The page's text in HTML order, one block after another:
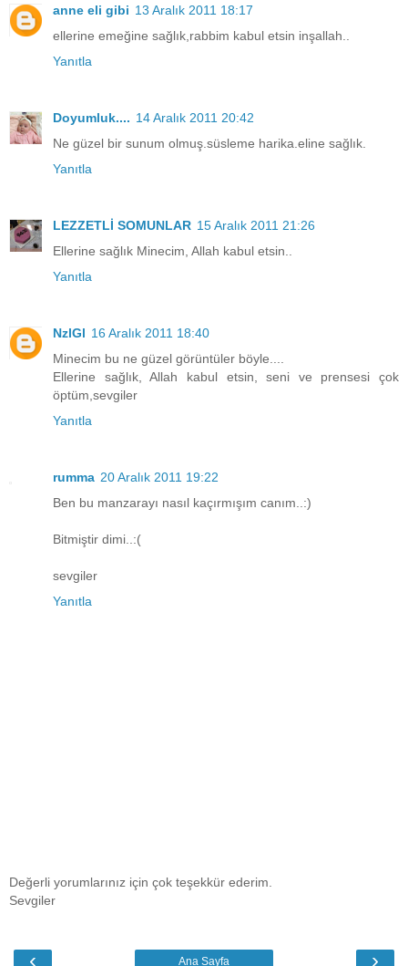
anne eli gibi 13 Aralık 2011 18:17
ellerine emeğine sağlık,rabbim kabul etsin inşallah..
Yanıtla
Doyumluk.... 14 Aralık 2011 20:42
Ne güzel bir sunum olmuş.süsleme harika.eline sağlık.
Yanıtla
LEZZETLİ SOMUNLAR 15 Aralık 2011 21:26
Ellerine sağlık Minecim, Allah kabul etsin..
Yanıtla
NzlGl 16 Aralık 2011 18:40
Minecim bu ne güzel görüntüler böyle....
Ellerine sağlık, Allah kabul etsin, seni ve prensesi çok
öptüm,sevgiler
Yanıtla
rumma 20 Aralık 2011 19:22
Ben bu manzarayı nasıl kaçırmışım canım..:)
Bitmiştir dimi..:(
sevgiler
Yanıtla
Değerli yorumlarınız için çok teşekkür ederim.
Sevgiler
‹ ›
Ana Sayfa